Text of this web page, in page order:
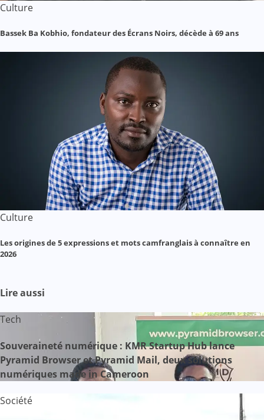
Culture
Bassek Ba Kobhio, fondateur des Écrans Noirs, décède à 69 ans
Culture
Les origines de 5 expressions et mots camfranglais à connaître en
2026
Lire aussi
Tech
Souveraineté numérique : KMR Startup Hub lance
Pyramid Browser et Pyramid Mail, deux solutions
numériques made in Cameroon
Société